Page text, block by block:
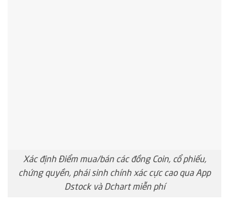
Xác định Điểm mua/bán các đồng Coin, cổ phiếu,
chứng quyền, phái sinh chính xác cực cao qua App
Dstock và Dchart miễn phí